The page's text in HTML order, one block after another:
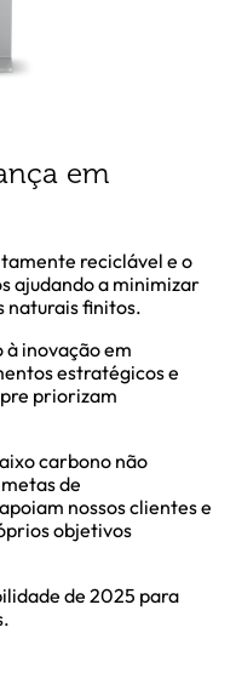
em
reciclável e o
ajudando a minimizar
naturais finitos.
inovação em
estratégicos e
priorizam
carbono não
de
nossos clientes e
objetivos
de 2025 para